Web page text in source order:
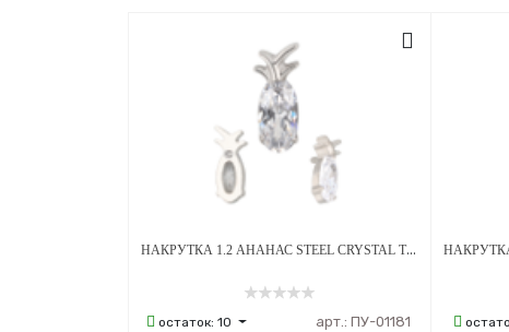
НАКРУТКА 1.2 АНАНАС STEEL CRYSTAL ТИТАН
остаток:10 арт.: ПУ-01181